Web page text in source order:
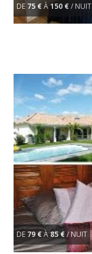
DE 75 €À150 €/ NUIT
DE 79 €À85 €/ NUIT